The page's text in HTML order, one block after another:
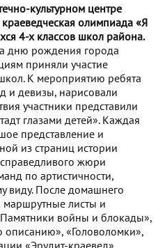
культурном центре
олимпиада «Я
4-х классов школ района.
дню рождения города
приняли участие
К мероприятию ребята
и девизы, нарисовали
участники представили
глазами детей». Каждая
представление и
из страниц истории
жюри
по артистичности,
виду. После домашнего
листы и
войны и блокады»,
«Головоломки»,
«Эрудит-краевед»